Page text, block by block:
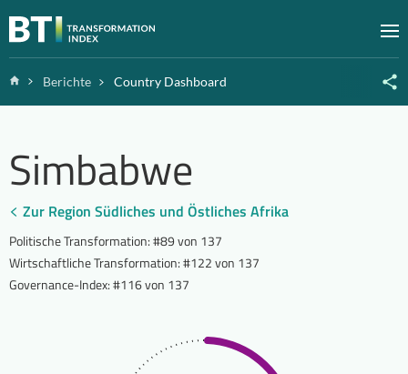
Zum Inhalt springen
HomeBerichte Country Dashboard
Simbabwe
Zur Region Südliches und Östliches Afrika
Politische Transformation:#89 von 137
Wirtschaftliche Transformation:#122 von 137
Governance-Index:#116 von 137